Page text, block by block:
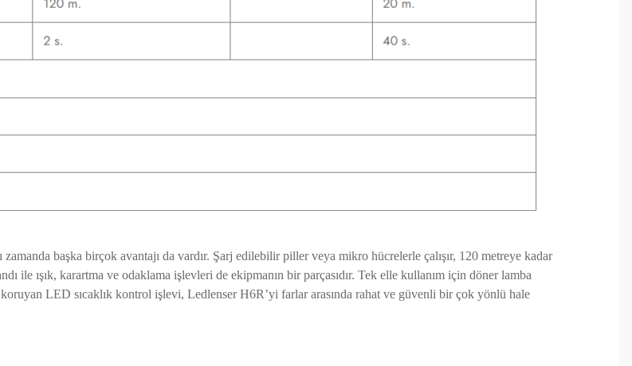
başka birçok avantajı da vardır. Şarj edilebilir piller veya mikro hücrelerle çalışır, 120 metreye kadar
ile ışık, karartma ve odaklama işlevleri de ekipmanın bir parçasıdır. Tek elle kullanım için döner lamba
koruyan LED sıcaklık kontrol işlevi, Ledlenser H6R’yi farlar arasında rahat ve güvenli bir çok yönlü hale